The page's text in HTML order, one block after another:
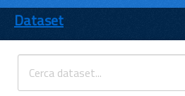
ENTI
TEMI
INFORMAZIONI
Dataset